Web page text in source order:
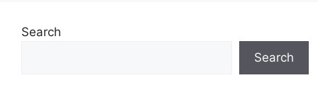
Search
Search